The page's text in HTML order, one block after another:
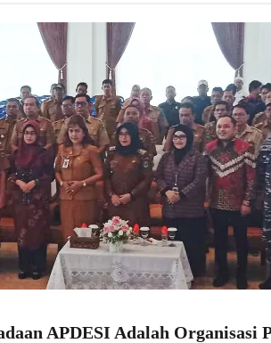
APDESI Adalah Organisasi